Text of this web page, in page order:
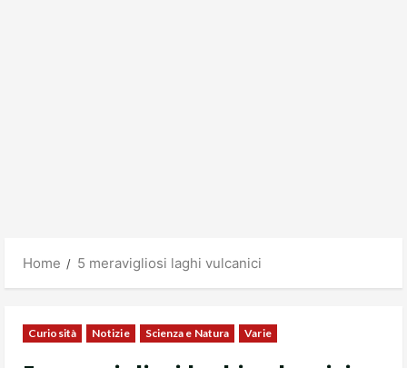
Home 5 meravigliosi laghi vulcanici
Curiosità Notizie Scienza e Natura Varie